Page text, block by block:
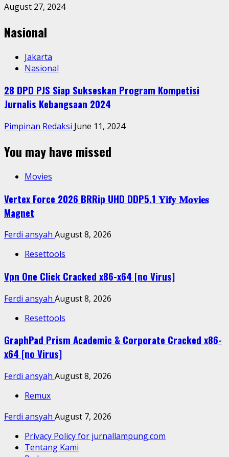
August 27, 2024
Nasional
Jakarta
Nasional
28 DPD PJS Siap Sukseskan Program Kompetisi
Jurnalis Kebangsaan 2024
Pimpinan Redaksi June 11, 2024
You may have missed
Movies
Vertex Force 2026 BRRip UHD DDP5.1 𝐘𝐢𝐟𝐲 𝐌𝐨𝐯𝐢𝐞𝐬
Magnet
Ferdi ansyah August 8, 2026
Resettools
Vpn One Click Cracked x86-x64 [no Virus]
Ferdi ansyah August 8, 2026
Resettools
GraphPad Prism Academic & Corporate Cracked x86-
x64 [no Virus]
Ferdi ansyah August 8, 2026
Remux
Ferdi ansyah August 7, 2026
Privacy Policy for jurnallampung.com
Tentang Kami